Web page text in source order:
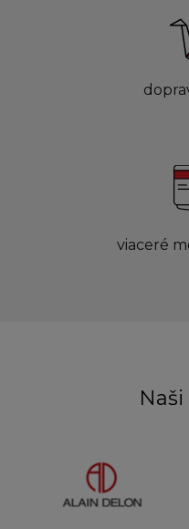
viaceré